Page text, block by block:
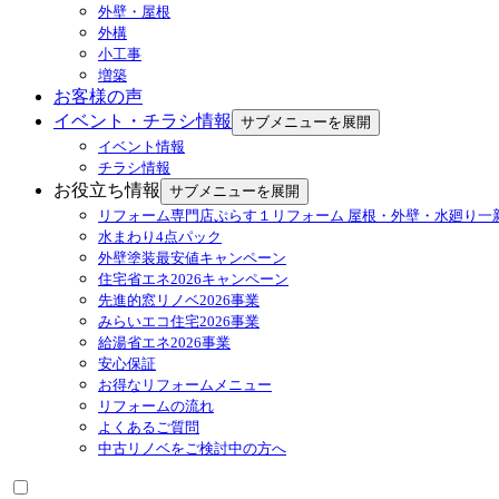
外壁・屋根
外構
小工事
増築
お客様の声
イベント・チラシ情報
サブメニューを展開
イベント情報
チラシ情報
お役立ち情報
サブメニューを展開
リフォーム専門店ぷらす１リフォーム 屋根・外壁・水廻り一
水まわり4点パック
外壁塗装最安値キャンペーン
住宅省エネ2026キャンペーン
先進的窓リノベ2026事業
みらいエコ住宅2026事業
給湯省エネ2026事業
安心保証
お得なリフォームメニュー
リフォームの流れ
よくあるご質問
中古リノベをご検討中の方へ